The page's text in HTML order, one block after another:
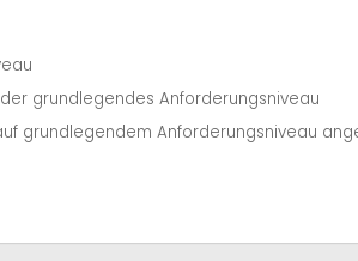
grundlegendes Anforderungsniveau
grundlegendem Anforderungsniveau